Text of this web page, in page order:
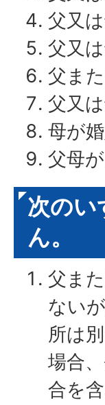
父又
父又
父ま
父又
母が
父母
次のい
ん。
父ま
ない
所は
場合
合を